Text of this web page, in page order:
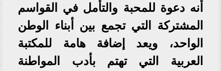
أنه دعوة للمحبة والتأمل في القواسم
المشتركة التي تجمع بين أبناء الوطن
الواحد، ويعد إضافة هامة للمكتبة
العربية التي تهتم بأدب المواطنة